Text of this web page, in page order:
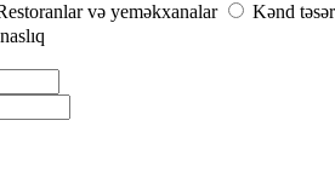
və yeməkxanalar
Kənd